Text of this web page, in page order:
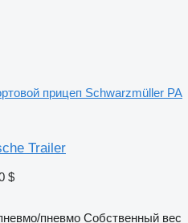
прицеп Schwarzmüller PA
Trailer
$
пневмо Собственный вес